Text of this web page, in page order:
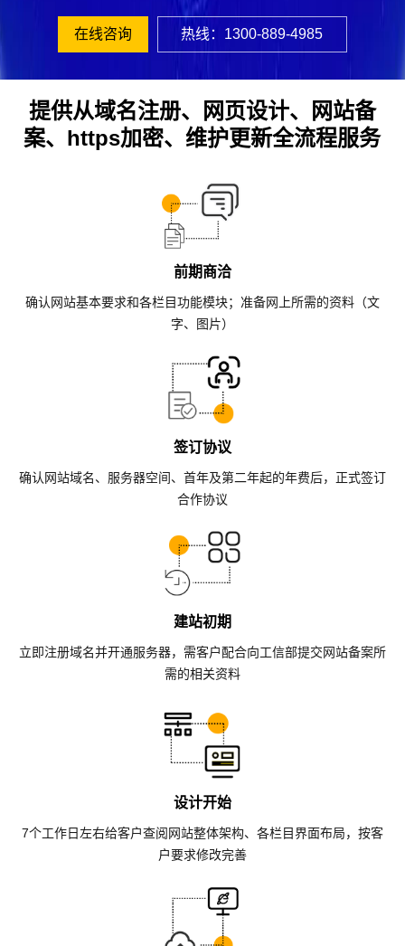
热线：1300-889-4985
在线咨询
提供从域名注册、网页设计、网站备
案、https加密、维护更新全流程服务
前期商洽
确认网站基本要求和各栏目功能模块；准备网上所需的资料（文
字、图片）
签订协议
确认网站域名、服务器空间、首年及第二年起的年费后，正式签订
合作协议
建站初期
立即注册域名并开通服务器，需客户配合向工信部提交网站备案所
需的相关资料
设计开始
7个工作日左右给客户查阅网站整体架构、各栏目界面布局，按客
户要求修改完善